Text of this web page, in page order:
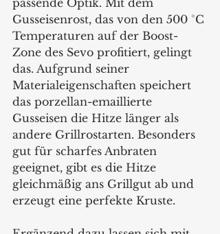
passende Optik. Mit dem
Gusseisenrost, das von den 500 °C
Temperaturen auf der Boost-
Zone des Sevo profitiert, gelingt
das. Aufgrund seiner
Materialeigenschaften speichert
das porzellan-emaillierte
Gusseisen die Hitze länger als
andere Grillrostarten. Besonders
gut für scharfes Anbraten
geeignet, gibt es die Hitze
gleichmäßig ans Grillgut ab und
erzeugt eine perfekte Kruste.